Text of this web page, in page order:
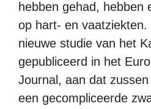
hebben gehad, hebben
op hart- en vaatziekten.
nieuwe studie van het
gepubliceerd in het
Journal, aan dat
een gecompliceerde